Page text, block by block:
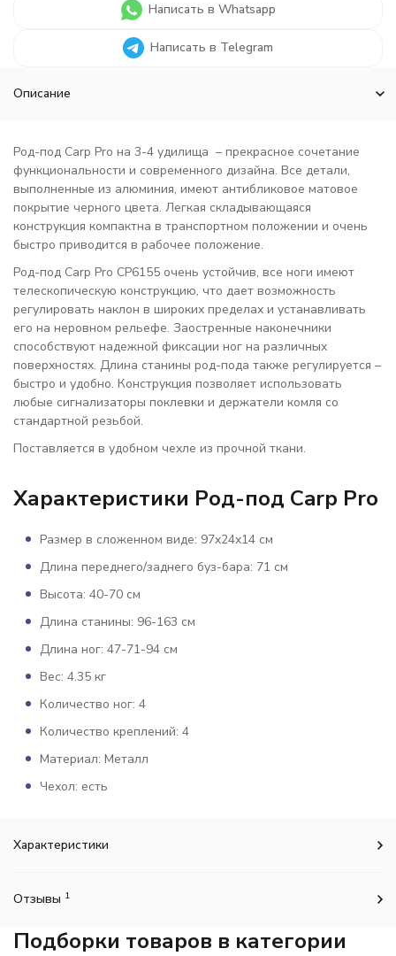
Написать в Whatsapp
Написать в Telegram
Описание
Род-под Carp Pro на 3-4 удилища – прекрасное сочетание
функциональности и современного дизайна. Все детали,
выполненные из алюминия, имеют антибликовое матовое
покрытие черного цвета. Легкая складывающаяся
конструкция компактна в транспортном положении и очень
быстро приводится в рабочее положение.
Род-под Carp Pro CP6155 очень устойчив, все ноги имеют
телескопическую конструкцию, что дает возможность
регулировать наклон в широких пределах и устанавливать
его на неровном рельефе. Заостренные наконечники
способствуют надежной фиксации ног на различных
поверхностях. Длина станины род-пода также регулируется –
быстро и удобно. Конструкция позволяет использовать
любые сигнализаторы поклевки и держатели комля со
стандартной резьбой.
Поставляется в удобном чехле из прочной ткани.
Характеристики Род-под Carp Pro
Размер в сложенном виде: 97x24x14 см
Длина переднего/заднего буз-бара: 71 см
Высота: 40-70 см
Длина станины: 96-163 см
Длина ног: 47-71-94 см
Вес: 4.35 кг
Количество ног: 4
Количество креплений: 4
Материал: Металл
Чехол: есть
Характеристики
Отзывы 1
Подборки товаров в категории